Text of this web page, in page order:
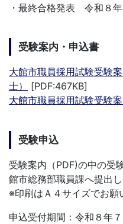
・最終合格発表 令和８年
受験案内・申込書
大館市職員採用試験受験
士）
[PDF:467KB]
大館市職員採用試験受験案
受験申込
受験案内（PDF)の中の受
館市総務部職員課へ提出し
※印刷はＡ４サイズでお願
申込受付期間：令和８年